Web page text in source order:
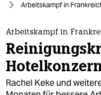
taz
taz zahl
themen
politik
öko
Arbeitskampf in
Arbeitskampf in
Rachel Keke und